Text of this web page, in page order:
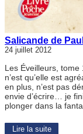
Salicande de
24 juillet 2012
Les Éveilleurs, tome
n’est qu’elle est
en plus, n’est pas
envie d’écrire… je
plonger dans la
Lire la suite